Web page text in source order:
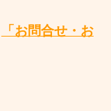
「お問合せ・お